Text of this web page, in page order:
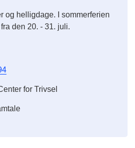
og helligdage. I sommerferien
den 20. - 31. juli.
for Trivsel